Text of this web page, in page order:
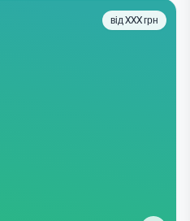
від XXX грн